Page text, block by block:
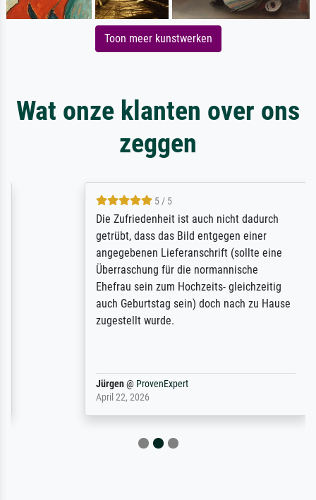
Toon meer kunstwerken
Wat onze klanten over ons
zeggen
5 / 5
Die Zufriedenheit ist auch nicht dadurch
getrübt, dass das Bild entgegen einer
angegebenen Lieferanschrift (sollte eine
Überraschung für die normannische
Ehefrau sein zum Hochzeits- gleichzeitig
auch Geburtstag sein) doch nach zu Hause
zugestellt wurde.
@ProvenExpert
April 22, 2026